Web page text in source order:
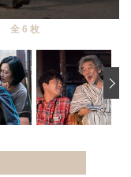
全 6 枚